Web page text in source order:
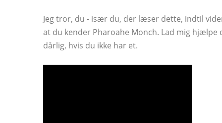
Jeg tror, ​​du - især du, der læser dette, indtil
at du kender Pharoahe Monch. Lad mig
dårlig, hvis du ikke har et.